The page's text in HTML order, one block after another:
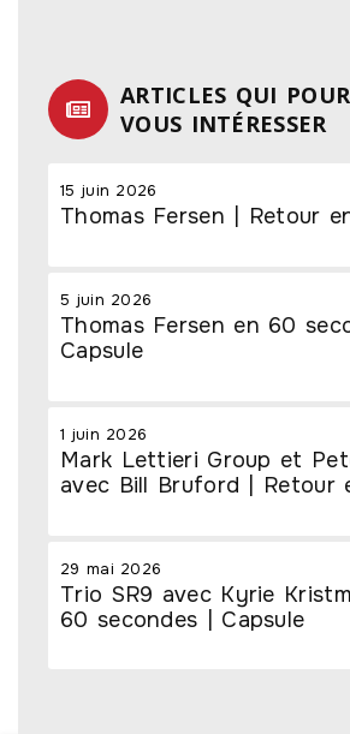
ARTICLES QUI
VOUS INTÉRESSER
15 juin 2026
Thomas Fersen | Retour
5 juin 2026
Thomas Fersen en 60
Capsule
1 juin 2026
Mark Lettieri Group et
avec Bill Bruford | Retour
29 mai 2026
Trio SR9 avec Kyrie
60 secondes | Capsule